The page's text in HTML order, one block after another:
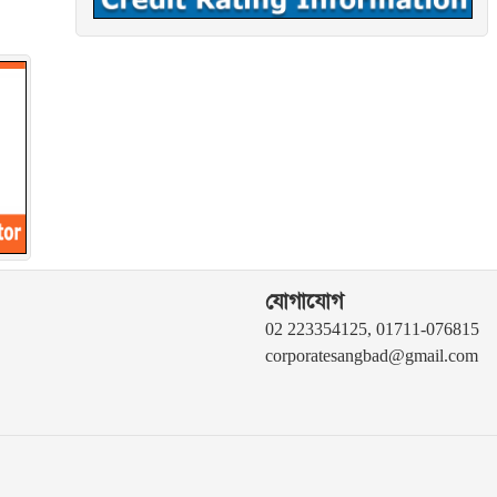
যোগাযোগ
02 223354125, 01711-076815
corporatesangbad@gmail.com